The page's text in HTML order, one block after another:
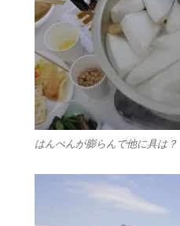
はんぺんが膨らんで他に具は？